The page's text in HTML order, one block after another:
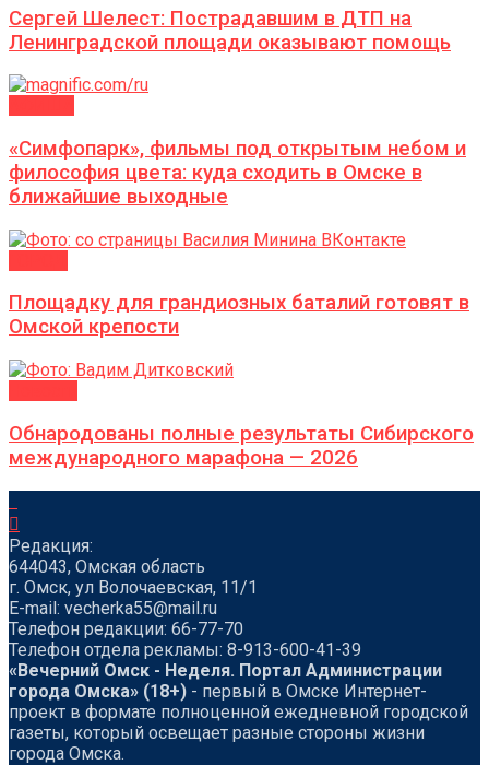
Сергей Шелест: Пострадавшим в ДТП на
Ленинградской площади оказывают помощь
«Симфопарк», фильмы под открытым небом и
философия цвета: куда сходить в Омске в
ближайшие выходные
Площадку для грандиозных баталий готовят в
Омской крепости
Обнародованы полные результаты Сибирского
международного марафона — 2026
Редакция:
644043, Омская область
г. Омск, ул Волочаевская, 11/1
Е-mail: vecherka55@mail.ru
Телефон редакции: 66-77-70
Телефон отдела рекламы: 8-913-600-41-39
«Вечерний Омск - Неделя. Портал Администрации
города Омска» (18+) - первый в Омске Интернет-
проект в формате полноценной ежедневной городской
газеты, который освещает разные стороны жизни
города Омска.